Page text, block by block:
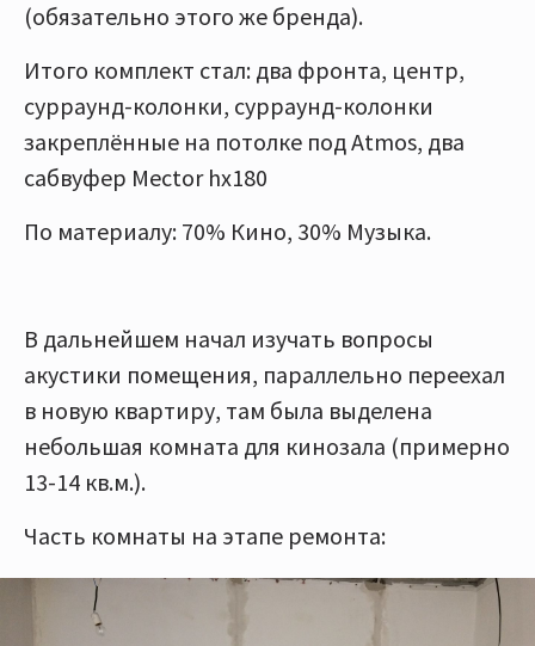
(обязательно этого же бренда).
Итого комплект стал: два фронта, центр,
сурраунд-колонки, сурраунд-колонки
закреплённые на потолке под Atmos, два
сабвуфер Мector hx180
По материалу: 70% Кино, 30% Музыка.
В дальнейшем начал изучать вопросы
акустики помещения, параллельно переехал
в новую квартиру, там была выделена
небольшая комната для кинозала (примерно
13-14 кв.м.).
Часть комнаты на этапе ремонта: